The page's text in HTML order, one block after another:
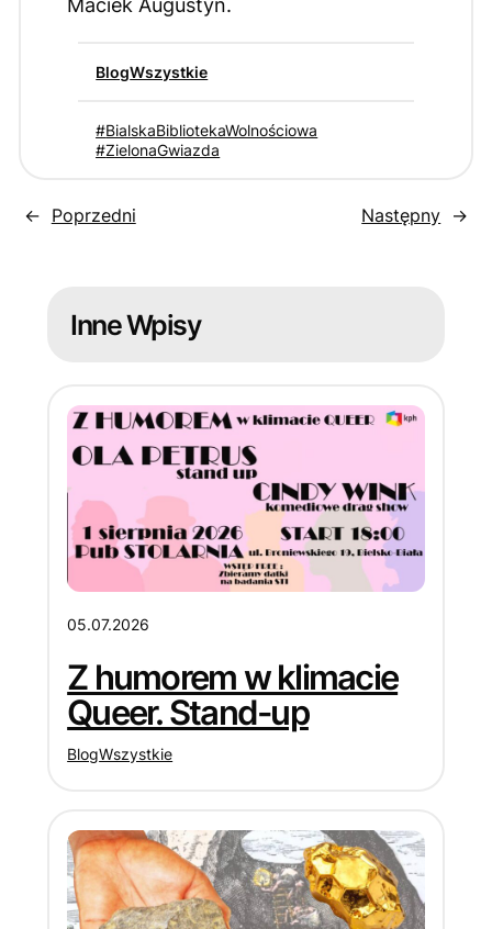
Maciek Augustyn.
BlogWszystkie
BialskaBibliotekaWolnościowa
ZielonaGwiazda
← Poprzedni Następny →
Inne Wpisy
05.07.2026
Z humorem w klimacie
Queer. Stand-up
BlogWszystkie